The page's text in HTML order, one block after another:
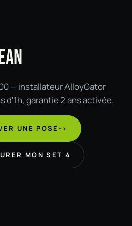
— installateur AlloyGator
d'1h, garantie 2 ans activée.
UNE POSE ->
MON SET 4